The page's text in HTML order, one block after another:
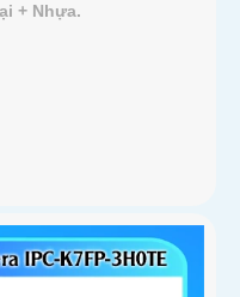
+ Nhựa.